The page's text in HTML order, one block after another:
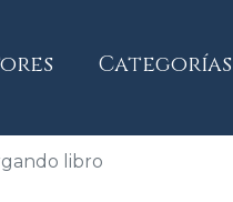
Categorías
libro